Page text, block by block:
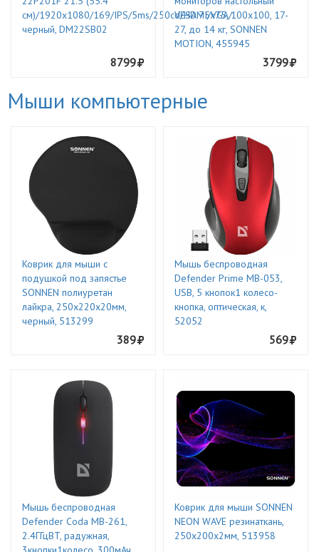
см)/1920х1080/169/IPS/5ms/250cd/HDMI/VGA/
черный, DM22SB02
8799
VESA 75х75, 100х100, 17-
27, до 14 кг, SONNEN
MOTION, 455945
3799
Мыши компьютерные
Коврик для мыши с
подушкой под запястье
SONNEN полиуретан
лайкра, 250х220х20мм,
черный, 513299
389
Мышь беспроводная
Defender Prime MB-053,
USB, 5 кнопок1 колесо-
кнопка, оптическая, к,
52052
569
Мышь беспроводная
Defender Coda MB-261,
2.4ГГцBT, радужная,
Коврик для мыши SONNEN
NEON WAVE резинаткань,
250х200х2мм, 513958